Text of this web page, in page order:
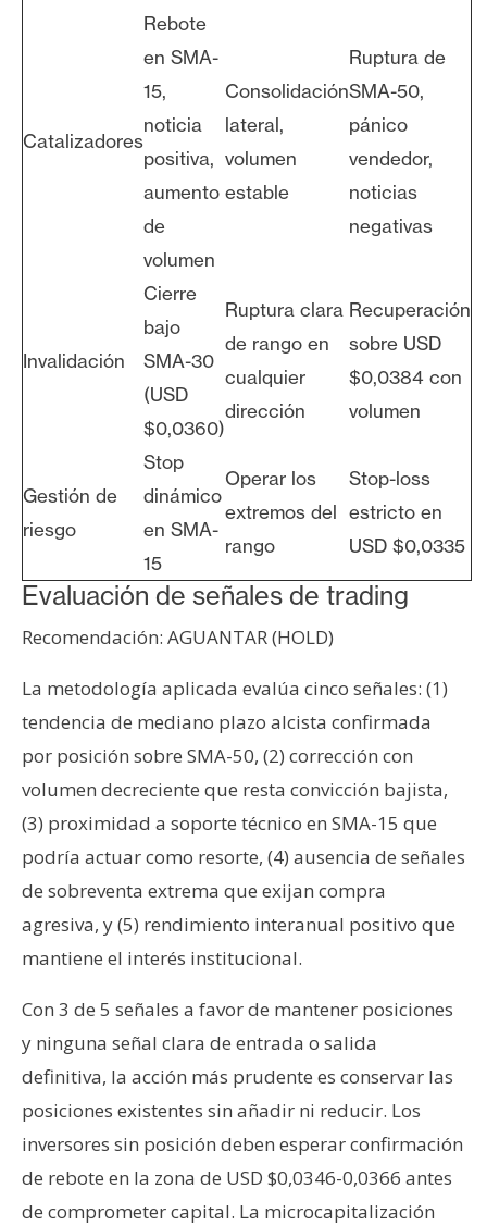
Catalizadores
Rebote
en SMA-
15,
noticia
positiva,
aumento
de
volumen
Consolidación
lateral,
volumen
estable
Ruptura de
SMA-50,
pánico
vendedor,
noticias
negativas
Invalidación
Cierre
bajo
SMA-30
(USD
$0,0360)
Ruptura clara
de rango en
cualquier
dirección
Recuperación
sobre USD
$0,0384 con
volumen
Gestión de
riesgo
Stop
dinámico
en SMA-
15
Operar los
extremos del
rango
Stop-loss
estricto en
USD $0,0335
Evaluación de señales de trading
Recomendación: AGUANTAR (HOLD)
La metodología aplicada evalúa cinco señales: (1)
tendencia de mediano plazo alcista confirmada
por posición sobre SMA-50, (2) corrección con
volumen decreciente que resta convicción bajista,
(3) proximidad a soporte técnico en SMA-15 que
podría actuar como resorte, (4) ausencia de señales
de sobreventa extrema que exijan compra
agresiva, y (5) rendimiento interanual positivo que
mantiene el interés institucional.
Con 3 de 5 señales a favor de mantener posiciones
y ninguna señal clara de entrada o salida
definitiva, la acción más prudente es conservar las
posiciones existentes sin añadir ni reducir. Los
inversores sin posición deben esperar confirmación
de rebote en la zona de USD $0,0346-0,0366 antes
de comprometer capital. La microcapitalización